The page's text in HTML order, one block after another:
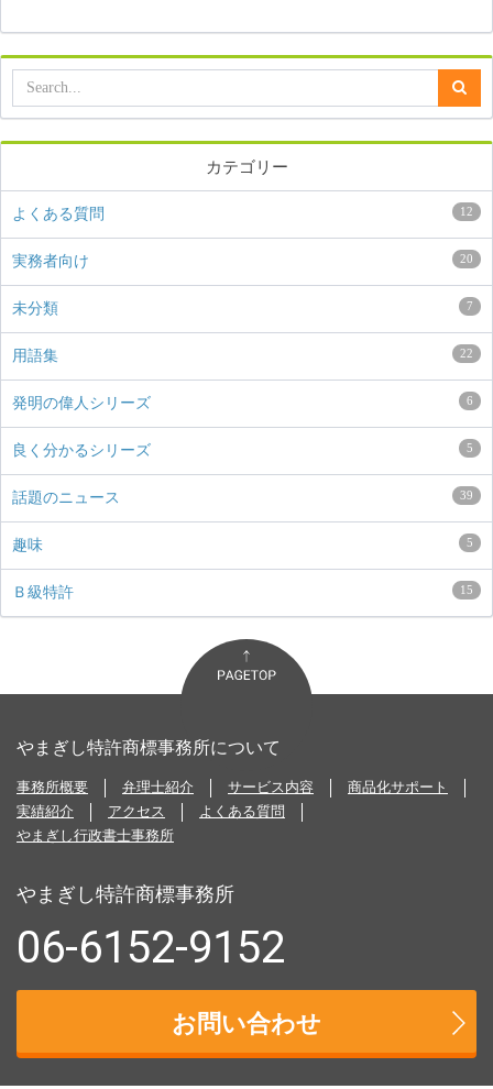
カテゴリー
よくある質問 12
実務者向け 20
未分類 7
用語集 22
発明の偉人シリーズ 6
良く分かるシリーズ 5
話題のニュース 39
趣味 5
Ｂ級特許 15
やまぎし特許商標事務所について
事務所概要 弁理士紹介 サービス内容
商品化サポート
実績紹介
アクセス
よくある質問
やまぎし行政書士事務所
やまぎし特許商標事務所
06-6152-9152
お問い合わせ